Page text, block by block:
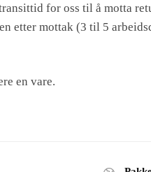
for oss til å motta
etter mottak (3 til 5
en vare.